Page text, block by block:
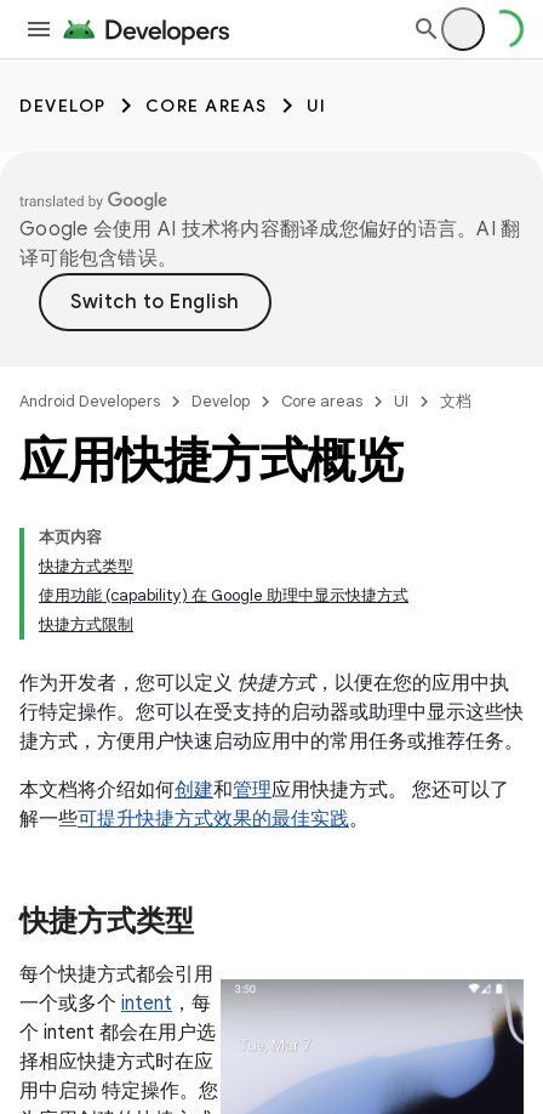
DEVELOP CORE AREAS UI
Google 会使用 AI 技术将内容翻译成您偏好的语言。AI 翻
译可能包含错误。
Android Developers Develop Core areas UI 文档
应用快捷方式概览
本页内容
快捷方式类型
使用功能 (capability) 在 Google 助理中显示快捷方式
快捷方式限制
作为开发者，您可以定义 快捷方式，以便在您的应用中执
行特定操作。您可以在受支持的启动器或助理中显示这些快
捷方式，方便用户快速启动应用中的常用任务或推荐任务。
本文档将介绍如何创建和管理应用快捷方式。 您还可以了
解一些可提升快捷方式效果的最佳实践。
快捷方式类型
每个快捷方式都会引用
一个或多个 intent ，每
个 intent 都会在用户选
择相应快捷方式时在应
用中启动 特定操作。您